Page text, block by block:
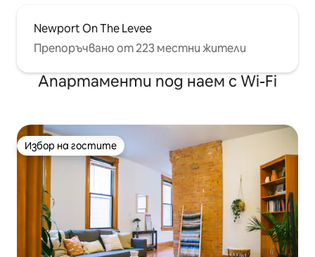
Newport On The Levee
Препоръчвано от 223 местни жители
Апартаменти под наем с Wi-Fi
Избор на гостите
Избор на гостите